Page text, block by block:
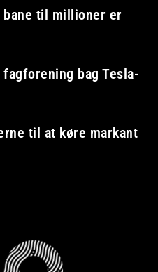
til millioner er
bag Tesla-
til at køre markant